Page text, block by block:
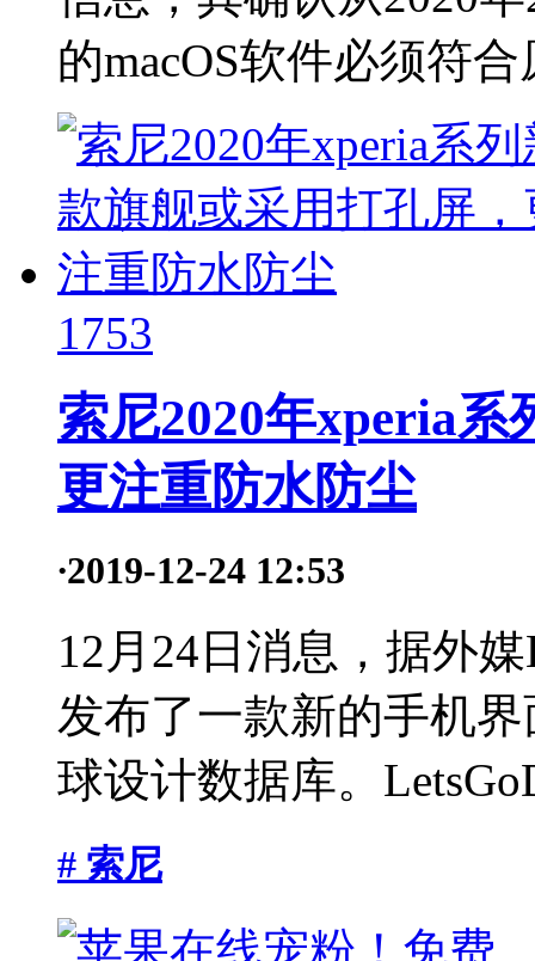
的macOS软件必须符合
1753
索尼2020年xperia
更注重防水防尘
·2019-12-24 12:53
12月24日消息，据外
发布了一款新的手机
球设计数据库。
# 索尼